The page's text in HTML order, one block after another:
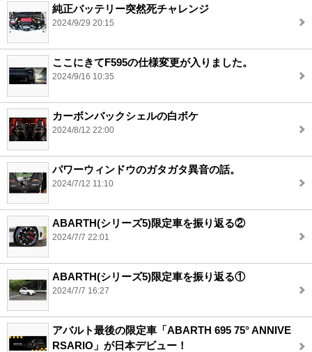
純正バッテリー突然死チャレンジ
2024/9/29 20:15
ここにきてF595の仕様変更が入りました。
2024/9/16 10:35
カーボンバックシェルの白ボケ
2024/8/12 22:00
パワーウィンドウのガタガタ異音の話。
2024/7/12 11:10
ABARTH(シリーズ5)限定車を振り返る②
2024/7/7 22:01
ABARTH(シリーズ5)限定車を振り返る①
2024/7/7 16:27
アバルト最後の限定車「ABARTH 695 75° ANNIVE
RSARIO」が日本デビュー！